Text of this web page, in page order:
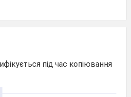
під час копіювання